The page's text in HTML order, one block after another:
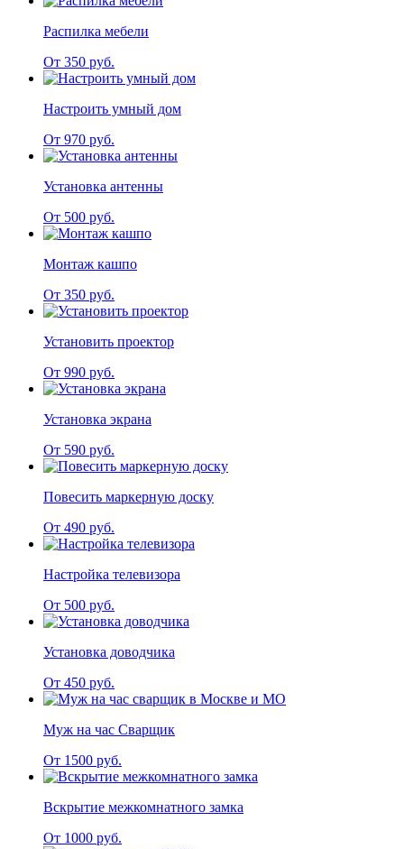
Распилка мебели
От 350 руб.
Настроить умный дом
От 970 руб.
Установка антенны
От 500 руб.
Монтаж кашпо
От 350 руб.
Установить проектор
От 990 руб.
Установка экрана
От 590 руб.
Повесить маркерную доску
От 490 руб.
Настройка телевизора
От 500 руб.
Установка доводчика
От 450 руб.
Муж на час Сварщик
От 1500 руб.
Вскрытие межкомнатного замка
От 1000 руб.